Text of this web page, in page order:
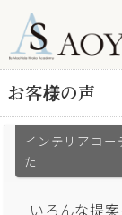
お客様の声
インテリアコー
た
いろんな提